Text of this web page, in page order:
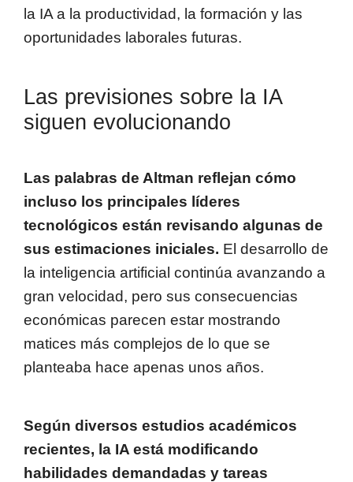
la IA a la productividad, la formación y las
oportunidades laborales futuras.
Las previsiones sobre la IA
siguen evolucionando
Las palabras de Altman reflejan cómo
incluso los principales líderes
tecnológicos están revisando algunas de
sus estimaciones iniciales. El desarrollo de
la inteligencia artificial continúa avanzando a
gran velocidad, pero sus consecuencias
económicas parecen estar mostrando
matices más complejos de lo que se
planteaba hace apenas unos años.
Según diversos estudios académicos
recientes, la IA está modificando
habilidades demandadas y tareas